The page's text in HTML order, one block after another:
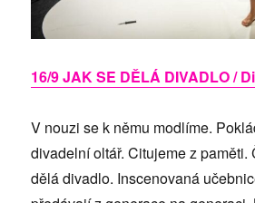
16/9 JAK SE DĚLÁ DIVADLO /
V nouzi se k němu modlíme.
divadelní oltář. Citujeme z paměti.
dělá divadlo. Inscenovaná